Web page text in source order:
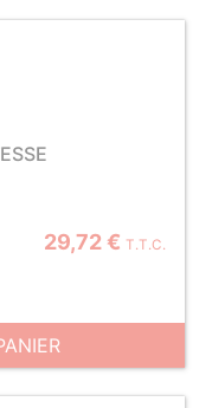
29,72 € T.T.C.